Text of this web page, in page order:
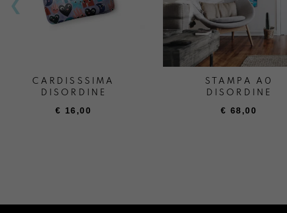
CARDISSSIMA
DISORDINE
€ 16,00
STAMPA A0
DISORDINE
€ 68,00